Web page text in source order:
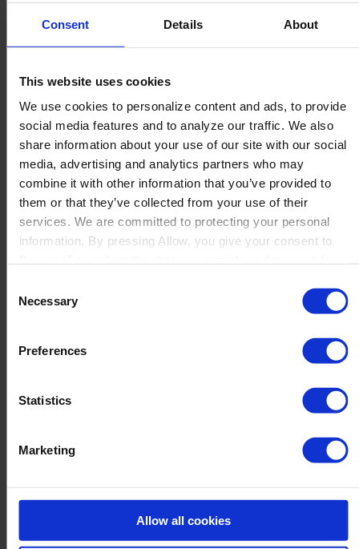
Consent Details About
This website uses cookies
We use cookies to personalize content and ads, to provide
social media features and to analyze our traffic. We also
share information about your use of our site with our social
media, advertising and analytics partners who may
combine it with other information that you’ve provided to
them or that they’ve collected from your use of their
services. We are committed to protecting your personal
information. By pressing Allow, you give your consent to
withdraw your consent at any time
Selection
Necessary
Preferences
Statistics
Marketing
Allow all cookies
Nahtlose Erfassung von Daten aus
Bildern bis hin zu PDFs, Rechnungen und mehr, die alle
problemlos über API, Mobilgeräte oder E-Mail empfangen
werden.
OCR und präzise Datenbeschriftung
Fortschrittliche optische
Zeichenerkennungstechnologie (Optical
Character Recognition – OCR) wird zur
gekennzeichnet und kategorisiert, um
sicherzustellen, dass er korrekt identifiziert
und für dein ERP-System formatiert wird.
eine zusätzliche Validierungsebene
hinzugefügt wird.